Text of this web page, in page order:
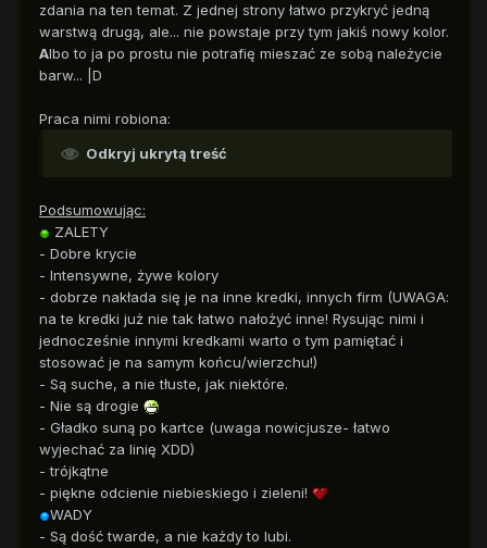
zdania na ten temat. Z jednej strony łatwo przykryć jedną
warstwą drugą, ale... nie powstaje przy tym jakiś nowy kolor.
Albo to ja po prostu nie potrafię mieszać ze sobą należycie
barw... |D
Praca nimi robiona:
Odkryj ukrytą treść
Podsumowując:
ZALETY
- Dobre krycie
- Intensywne, żywe kolory
- dobrze nakłada się je na inne kredki, innych firm (UWAGA:
na te kredki już nie tak łatwo nałożyć inne! Rysując nimi i
jednocześnie innymi kredkami warto o tym pamiętać i
stosować je na samym końcu/wierzchu!)
- Są suche, a nie tłuste, jak niektóre.
- Nie są drogie
- Gładko suną po kartce (uwaga nowicjusze- łatwo
wyjechać za linię XDD)
- trójkątne
- piękne odcienie niebieskiego i zieleni!
WADY
- Są dość twarde, a nie każdy to lubi.